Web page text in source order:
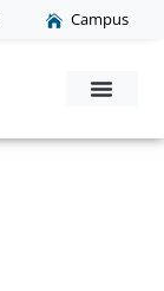
Campus